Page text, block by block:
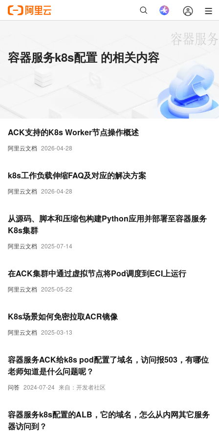
容器服务k8s配置 的相关内容
阿里云文档 2026-04-28
ACK支持的K8s Worker节点操作概述
阿里云文档 2026-04-28
k8s工作负载伸缩FAQ及对应的解决方案
阿里云文档 2025-07-14
从源码、脚本和压缩包构建Python应用并部署至容器服务
K8s集群
阿里云文档 2025-05-22
在ACK集群中通过虚拟节点将Pod调度到ECI上运行
阿里云文档 2025-03-13
K8s场景如何免密拉取ACR镜像
问答 2024-07-24 来自：开发者社区
容器服务ACK给k8s pod配置了域名，访问报503，有哪位
老师知道是什么问题呢？
容器服务k8s配置的ALB，它的域名，怎么从内网其它服务
器访问到？